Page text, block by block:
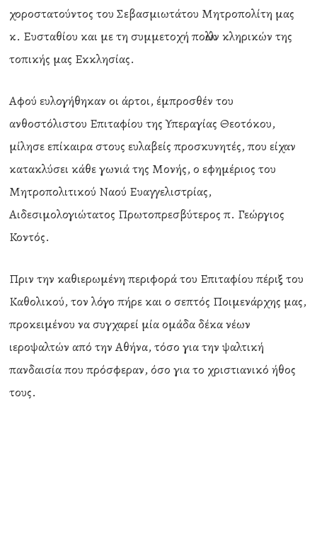
χοροστατούντος του Σεβασμιωτάτου Μητροπολίτη μας
κ. Ευσταθίου και με τη συμμετοχή πολλών κληρικών της
τοπικής μας Εκκλησίας.
Αφού ευλογήθηκαν οι άρτοι, έμπροσθέν του
ανθοστόλιστου Επιταφίου της Υπεραγίας Θεοτόκου,
μίλησε επίκαιρα στους ευλαβείς προσκυνητές, που είχαν
κατακλύσει κάθε γωνιά της Μονής, ο εφημέριος του
Μητροπολιτικού Ναού Ευαγγελιστρίας,
Αιδεσιμολογιώτατος Πρωτοπρεσβύτερος π. Γεώργιος
Κοντός.
Πριν την καθιερωμένη περιφορά του Επιταφίου πέριξ του
Καθολικού, τον λόγο πήρε και ο σεπτός Ποιμενάρχης μας,
προκειμένου να συγχαρεί μία ομάδα δέκα νέων
ιεροψαλτών από την Αθήνα, τόσο για την ψαλτική
πανδαισία που πρόσφεραν, όσο για το χριστιανικό ήθος
τους.